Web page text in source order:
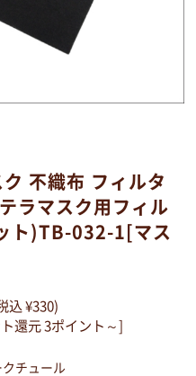
不織布 フィルタ
ラマスク用フィル
ト)TB-032-1[マス
込 ¥330)
還元 3ポイント～]
チュール